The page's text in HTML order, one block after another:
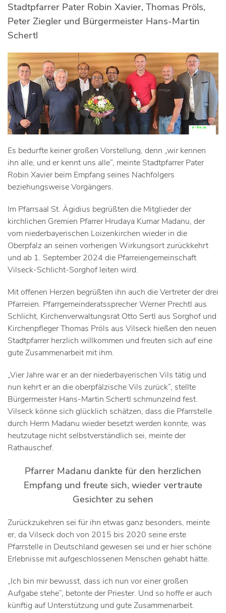
Stadtpfarrer Pater Robin Xavier, Thomas Pröls,
Peter Ziegler und Bürgermeister Hans-Martin
Schertl
Es bedurfte keiner großen Vorstellung, denn „wir kennen
ihn alle, und er kennt uns alle“, meinte Stadtpfarrer Pater
Robin Xavier beim Empfang seines Nachfolgers
beziehungsweise Vorgängers.
Im Pfarrsaal St. Ägidius begrüßten die Mitglieder der
kirchlichen Gremien Pfarrer Hrudaya Kumar Madanu, der
vom niederbayerischen Loizenkirchen wieder in die
Oberpfalz an seinen vorherigen Wirkungsort zurückkehrt
und ab 1. September 2024 die Pfarreiengemeinschaft
Vilseck-Schlicht-Sorghof leiten wird.
Mit offenen Herzen begrüßten ihn auch die Vertreter der drei
Pfarreien. Pfarrgemeinderatssprecher Werner Prechtl aus
Schlicht, Kirchenverwaltungsrat Otto Sertl aus Sorghof und
Kirchenpfleger Thomas Pröls aus Vilseck hießen den neuen
Stadtpfarrer herzlich willkommen und freuten sich auf eine
gute Zusammenarbeit mit ihm.
„Vier Jahre war er an der niederbayerischen Vils tätig und
nun kehrt er an die oberpfälzische Vils zurück“, stellte
Bürgermeister Hans-Martin Schertl schmunzelnd fest.
Vilseck könne sich glücklich schätzen, dass die Pfarrstelle
durch Herrn Madanu wieder besetzt werden konnte, was
heutzutage nicht selbstverständlich sei, meinte der
Rathauschef.
Pfarrer Madanu dankte für den herzlichen
Empfang und freute sich, wieder vertraute
Gesichter zu sehen
Zurückzukehren sei für ihn etwas ganz besonders, meinte
er, da Vilseck doch von 2015 bis 2020 seine erste
Pfarrstelle in Deutschland gewesen sei und er hier schöne
Erlebnisse mit aufgeschlossenen Menschen gehabt hätte.
„Ich bin mir bewusst, dass ich nun vor einer großen
Aufgabe stehe“, betonte der Priester. Und so hoffe er auch
künftig auf Unterstützung und gute Zusammenarbeit.